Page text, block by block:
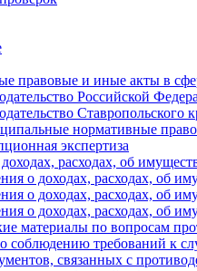
правовые и иные акты в
Российской
Ставропольского
нормативные
экспертиза
расходах, об
о доходах, расходах, об
о доходах, расходах, об
о доходах, расходах, об
материалы по вопросам
соблюдению требований к
связанных с